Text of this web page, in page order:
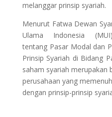
melanggar prinsip syariah.
Menurut Fatwa Dewan
Ulama Indonesia
tentang Pasar Modal dan
Prinsip Syariah di Bidang
saham syariah merupakan
perusahaan yang
dengan prinsip-prinsip